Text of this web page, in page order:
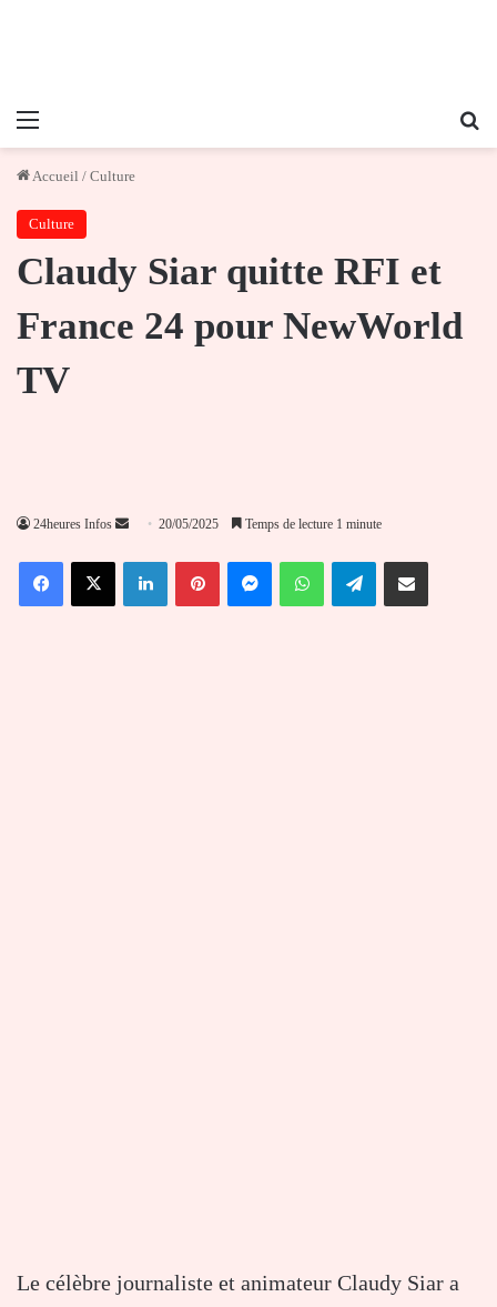
Menu
Accueil / Culture
Culture
Claudy Siar quitte RFI et
France 24 pour NewWorld
TV
24heures Infos
Envoyer
courriel
20/05/2025 Temps de lecture 1 minute
FacebookX LinkedinPinterestMessengerWhatsAppTelegramPartager par email
Le célèbre journaliste et animateur Claudy Siar a